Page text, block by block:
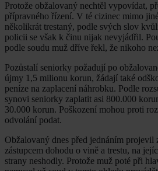
Protože obžalovaný nechtěl vypovídat,
přípravného řízení. V té cizinec mimo
několikrát trestaný, podle svých slov
policii se však k činu nijak nevyjádřil.
podle soudu muž dříve řekl, že nikoho
Pozůstalí seniorky požadují po
újmy 1,5 milionu korun, žádají také
peníze na zaplacení náhrobku. Podle
synovi seniorky zaplatit asi 800.000
30.000 korun. Poškození mohou proti
odvolání podat.
Obžalovaný dnes před jednáním projevil
zástupcem dohodu o vině a trestu, na
strany neshodly. Protože muž poté při